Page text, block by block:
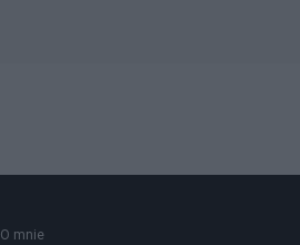
O mnie